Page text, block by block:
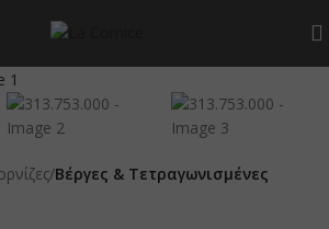
Βέργες & Τετραγωνισμένες